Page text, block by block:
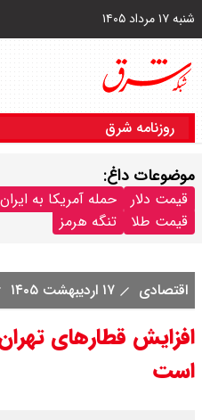
شنبه ۱۷ مرداد ۱۴۰۵
روزنامه شرق
موضوعات داغ:
قیمت دلار حمله آمریکا به ایران
قیمت طلا
تنگه هرمز
اقتصادی ۱۷ اردیبهشت ۱۴۰۵
افزایش قطارهای
است